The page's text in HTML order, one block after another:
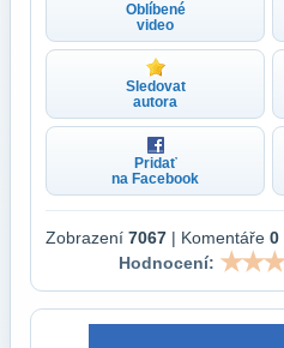
Oblíbené
video
Sledovat
autora
Pridať
na Facebook
Zobrazení 7067 | Komentáře 0
Hodnocení: